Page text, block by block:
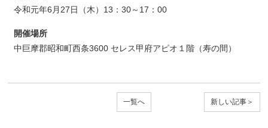
令和元年6月27日（木）13：30～17：00
開催場所
中巨摩郡昭和町西条3600 セレス甲府アピオ１階（寿の間）
一覧へ 新しい記事＞